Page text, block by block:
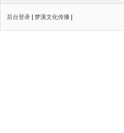
后台登录 梦溪文化传播